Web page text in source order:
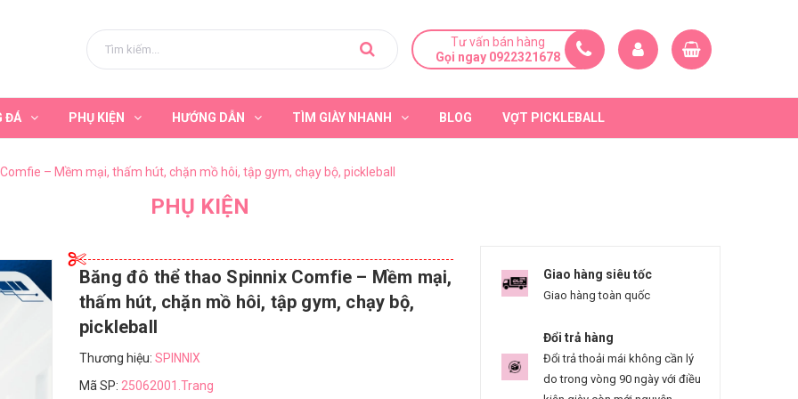
Tư vấn bán hàng
Gọi ngay 0922321678
ĐÁ PHỤ KIỆN HƯỚNG DẪN TÌM GIÀY NHANH BLOG VỢT PICKLEBALL
– Mềm mại, thấm hút, chặn mồ hôi, tập gym, chạy bộ, pickleball
PHỤ KIỆN
Băng đô thể thao Spinnix Comfie – Mềm mại,
thấm hút, chặn mồ hôi, tập gym, chạy bộ,
pickleball
Thương hiệu: SPINNIX
Mã SP: 25062001.Trang
Giao hàng siêu tốc
Giao hàng toàn quốc
Đổi trả hàng
Đổi trả thoải mái không cần lý
do trong vòng 90 ngày với điều